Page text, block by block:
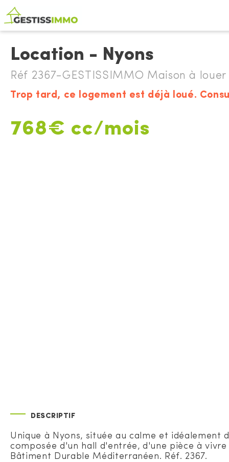
Location - Nyons
Réf 2367-GESTISSIMMO Maison à louer
Trop tard, ce logement est déjà loué.
768€ cc/mois
DESCRIPTIF
Unique à Nyons, située au calme et idéalement
composée d'un hall d'entrée, d'une pièce à
Bâtiment Durable Méditerranéen. Réf. 2367.